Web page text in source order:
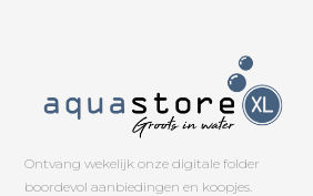
Ontvang wekelijk onze digitale folder
boordevol aanbiedingen en koopjes.